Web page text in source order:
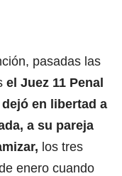
pasadas las
el Juez 11 Penal
en libertad a
a su pareja
los tres
enero cuando